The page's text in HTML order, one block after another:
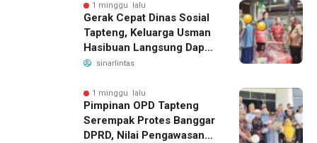
1 minggu lalu
Gerak Cepat Dinas Sosial
Tapteng, Keluarga Usman
Hasibuan Langsung Dapat
Bantuan dan Penanganan
sinarlintas
1 minggu lalu
Pimpinan OPD Tapteng
Serempak Protes Banggar
DPRD, Nilai Pengawasan